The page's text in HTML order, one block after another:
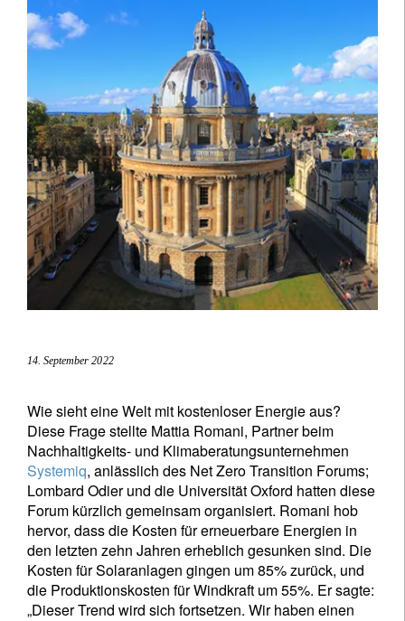
14. September 2022
Wie sieht eine Welt mit kostenloser Energie aus?
Diese Frage stellte Mattia Romani, Partner beim
Nachhaltigkeits- und Klimaberatungsunternehmen
Systemiq, anlässlich des Net Zero Transition Forums;
Lombard Odier und die Universität Oxford hatten diese
Forum kürzlich gemeinsam organisiert. Romani hob
hervor, dass die Kosten für erneuerbare Energien in
den letzten zehn Jahren erheblich gesunken sind. Die
Kosten für Solaranlagen gingen um 85% zurück, und
die Produktionskosten für Windkraft um 55%. Er sagte:
„Dieser Trend wird sich fortsetzen. Wir haben einen